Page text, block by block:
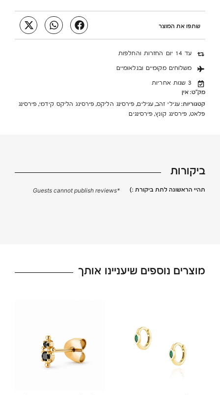
שתפו את המוצר
עד 14 יום החזרות והחלפות
משלוחים מקומיים ובנלאומיים
3 שנות אחריות
מק"ט: אין
קטגוריות: עגילי זהב, עגילים, פירסינג הליקס, פירסינג הליקס קידמי, פירסינג
פלאט, פירסינג קונץ, פירסינגים
ביקורות
תהיי הראשונה לתת ביקורת :) *Guests cannot publish reviews
מוצרים נוספים שיעניינו אותך